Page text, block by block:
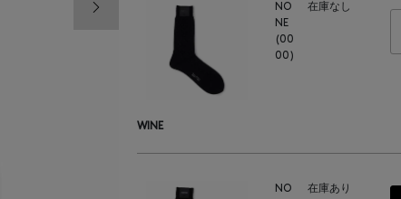
NO
NE
(00
00)
在庫なし
WINE
NO
在庫あり